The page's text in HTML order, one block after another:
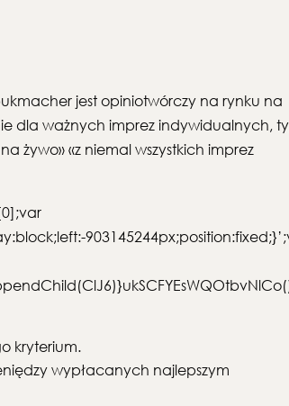
jest opiniotwórczy na rynku na
dla ważnych imprez indywidualnych,
żywo» «z niemal wszystkich imprez
kryterium.
wypłacanych najlepszym